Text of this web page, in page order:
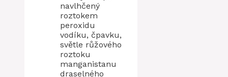
navlhčený
roztokem
peroxidu
vodíku, čpavku,
světle růžového
roztoku
manganistanu
draselného